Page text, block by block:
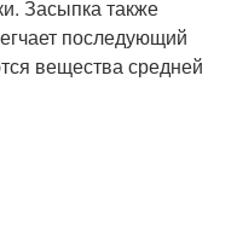
Засыпка также
последующий
вещества средней